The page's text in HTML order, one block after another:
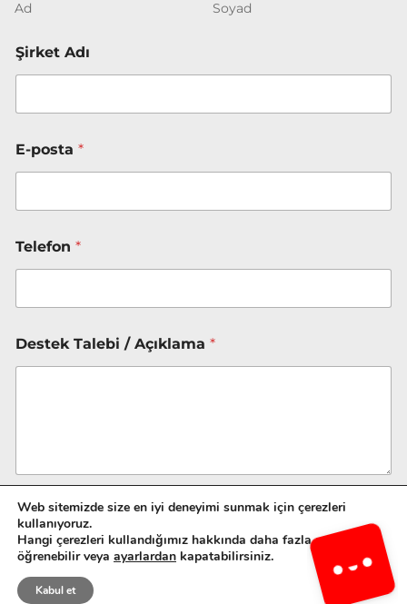
Ad Soyad
a
l
T
e
l
f
n
t
Şirket Adı
E-posta *
Telefon *
Destek Talebi / Açıklama *
Gönder
Web sitemizde size en iyi deneyimi sunmak için çerezleri
kullanıyoruz.
Hangi çerezleri kullandığımız hakkında daha fazla şey
öğrenebilir veya ayarlardan kapatabilirsiniz.
Kabul et